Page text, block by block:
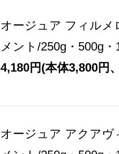
オージュア フィルメ
メント/250g・500g
4,180円(本体3,800円
オージュア アクアヴ